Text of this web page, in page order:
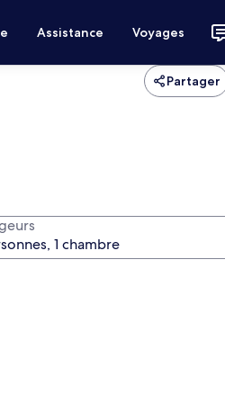
Assistance Voyages
Partager